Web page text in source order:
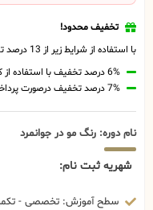
تخفیف محدود!
با استفاده از شرایط زیر از 13 درصد تخفیف بهره مند شوید.
6% درصد تخفیف با استفاده از کد تخفیف 20806
7% درصد تخفیف درصورت پرداخت شهریه با رمزارز
نام دوره: رنگ مو در جوانمرد
شهریه ثبت نام:
سطح آموزش: تخصصی -